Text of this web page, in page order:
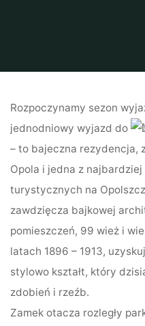
Rozpoczynamy sezon
jednodniowy wyjazd do
– to bajeczna rezydencja,
Opola i jedna z
turystycznych na
zawdzięcza bajkowej
pomieszczeń, 99 wież i
latach 1896 – 1913,
stylowo kształt, który
zdobień i rzeźb.
Zamek otacza rozległy